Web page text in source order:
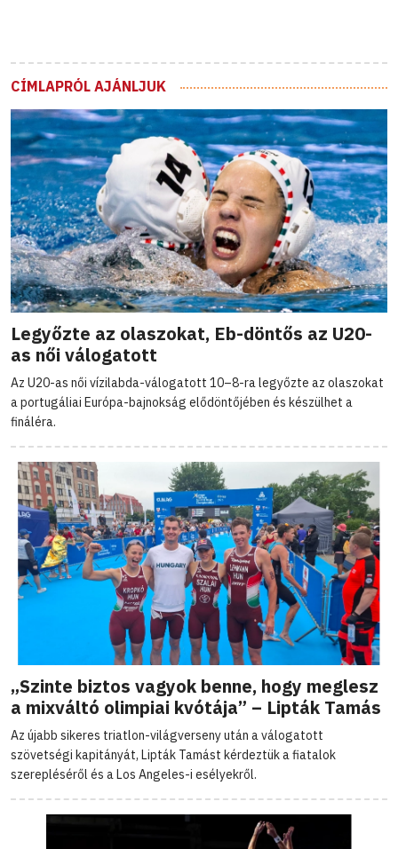
CÍMLAPRÓL AJÁNLJUK
Legyőzte az olaszokat, Eb-döntős az U20-
as női válogatott
Az U20-as női vízilabda-válogatott 10–8-ra legyőzte az olaszokat
a portugáliai Európa-bajnokság elődöntőjében és készülhet a
fináléra.
„Szinte biztos vagyok benne, hogy meglesz
a mixváltó olimpiai kvótája” – Lipták Tamás
Az újabb sikeres triatlon-világverseny után a válogatott
szövetségi kapitányát, Lipták Tamást kérdeztük a fiatalok
szerepléséről és a Los Angeles-i esélyekről.